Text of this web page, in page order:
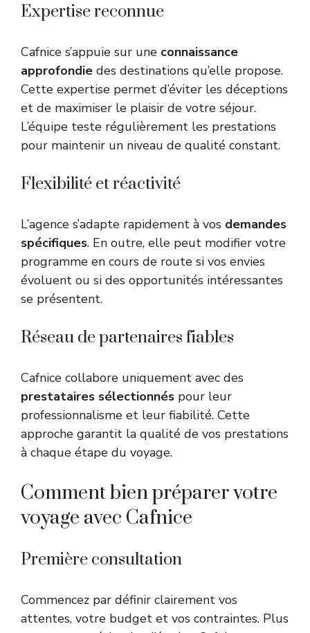
Expertise reconnue
Cafnice s’appuie sur une connaissance
approfondie des destinations qu’elle propose.
Cette expertise permet d’éviter les déceptions
et de maximiser le plaisir de votre séjour.
L’équipe teste régulièrement les prestations
pour maintenir un niveau de qualité constant.
Flexibilité et réactivité
L’agence s’adapte rapidement à vos demandes
spécifiques. En outre, elle peut modifier votre
programme en cours de route si vos envies
évoluent ou si des opportunités intéressantes
se présentent.
Réseau de partenaires fiables
Cafnice collabore uniquement avec des
prestataires sélectionnés pour leur
professionnalisme et leur fiabilité. Cette
approche garantit la qualité de vos prestations
à chaque étape du voyage.
Comment bien préparer votre
voyage avec Cafnice
Première consultation
Commencez par définir clairement vos
attentes, votre budget et vos contraintes. Plus